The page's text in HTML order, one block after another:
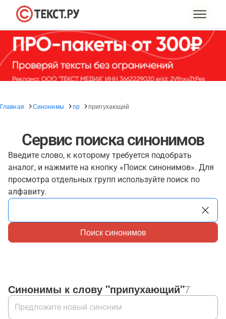
Главная Синонимы пр припухающий
Сервис поиска синонимов
Введите слово, к которому требуется подобрать
аналог, и нажмите на кнопку «Поиск синонимов». Для
просмотра отдельных групп используйте поиск по
алфавиту.
Поиск синонимов
Синонимы к слову "припухающий"7